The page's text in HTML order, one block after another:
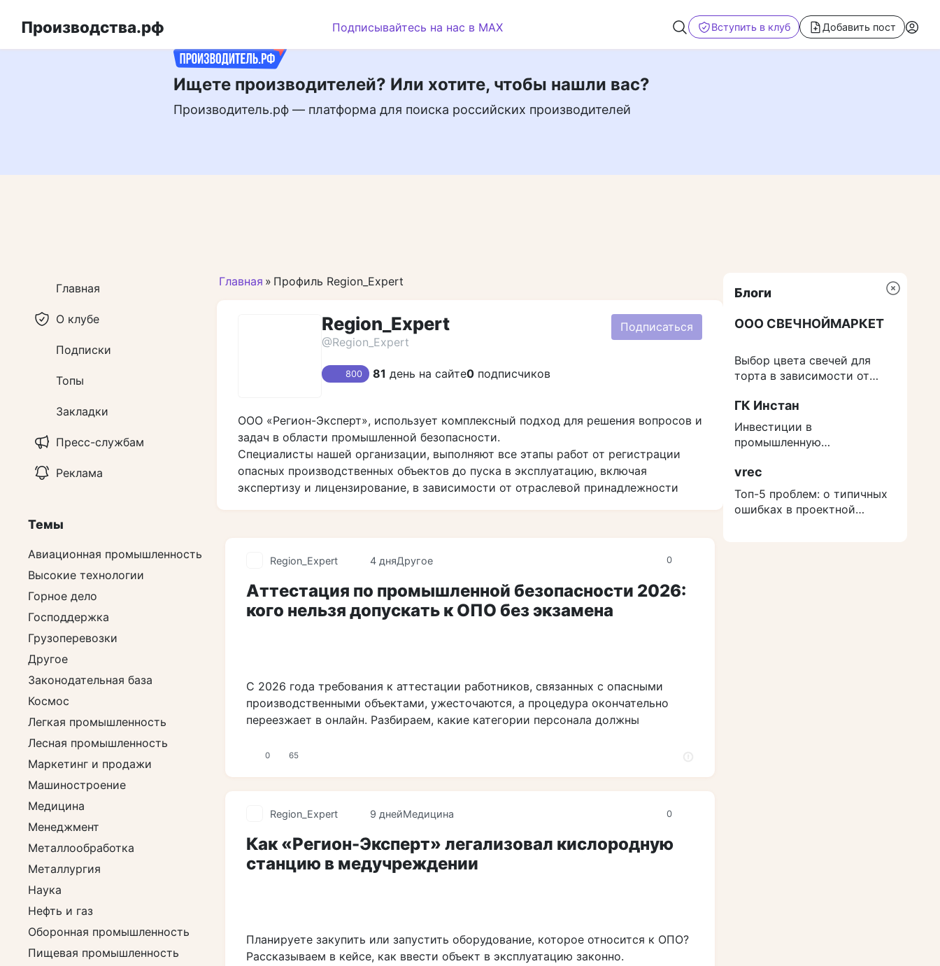
Ищете производителей? Или хотите, чтобы нашли вас?
Производитель.рф — платформа для поиска российских производителей
Производства.рф Подписывайтесь на нас в MAX Вступить в клуб Добавить пост
Главная » Профиль Region_Expert
Region_Expert
@Region_Expert
800 81 день на сайте0 подписчиков
Подписаться
ООО «Регион-Эксперт», использует комплексный подход для решения вопросов и
задач в области промышленной безопасности.
Специалисты нашей организации, выполняют все этапы работ от регистрации
опасных производственных объектов до пуска в эксплуатацию, включая
экспертизу и лицензирование, в зависимости от отраслевой принадлежности
0
Region_Expert 4 дняДругое
Аттестация по промышленной безопасности 2026:
кого нельзя допускать к ОПО без экзамена
С 2026 года требования к аттестации работников, связанных с опасными
производственными объектами, ужесточаются, а процедура окончательно
переезжает в онлайн. Разбираем, какие категории персонала должны
0 65
0
Region_Expert 9 днейМедицина
Как «Регион-Эксперт» легализовал кислородную
станцию в медучреждении
Планируете закупить или запустить оборудование, которое относится к ОПО?
Рассказываем в кейсе, как ввести объект в эксплуатацию законно.
Главная
О клубе
Подписки
Топы
Закладки
Пресс-службам
Реклама
Темы
Авиационная промышленность
Высокие технологии
Горное дело
Господдержка
Грузоперевозки
Другое
Законодательная база
Космос
Легкая промышленность
Лесная промышленность
Маркетинг и продажи
Машиностроение
Медицина
Менеджмент
Металлообработка
Металлургия
Наука
Нефть и газ
Оборонная промышленность
Пищевая промышленность
Блоги
ООО СВЕЧНОЙМАРКЕТ
Выбор цвета свечей для
торта в зависимости от
ГК Инстан
Инвестиции в
промышленную
защититься от роста
расходов на строительство
vrec
Топ-5 проблем: о типичных
ошибках в проектной